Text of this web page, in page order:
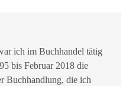
ich im Buchhandel tätig
bis Februar 2018 die
Buchhandlung, die ich